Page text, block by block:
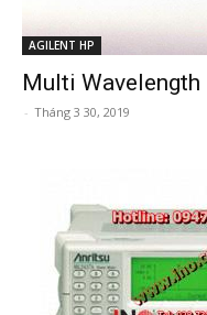
AGILENT HP
Multi
- Tháng 3 30, 2019